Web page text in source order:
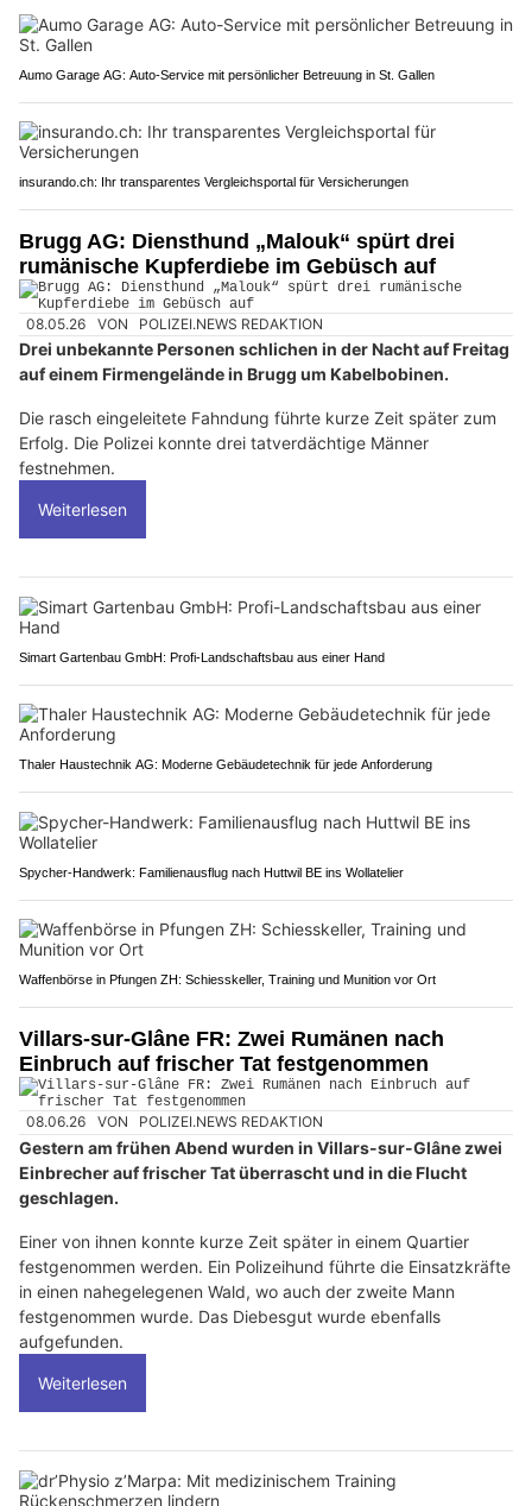
Aumo Garage AG: Auto-Service mit persönlicher Betreuung in St. Gallen
insurando.ch: Ihr transparentes Vergleichsportal für Versicherungen
Brugg AG: Diensthund „Malouk“ spürt drei
rumänische Kupferdiebe im Gebüsch auf
08.05.26 VON POLIZEI.NEWS REDAKTION
Drei unbekannte Personen schlichen in der Nacht auf Freitag
auf einem Firmengelände in Brugg um Kabelbobinen.
Die rasch eingeleitete Fahndung führte kurze Zeit später zum
Erfolg. Die Polizei konnte drei tatverdächtige Männer
festnehmen.
Weiterlesen
Simart Gartenbau GmbH: Profi-Landschaftsbau aus einer Hand
Thaler Haustechnik AG: Moderne Gebäudetechnik für jede Anforderung
Spycher-Handwerk: Familienausflug nach Huttwil BE ins Wollatelier
Waffenbörse in Pfungen ZH: Schiesskeller, Training und Munition vor Ort
Villars-sur-Glâne FR: Zwei Rumänen nach
Einbruch auf frischer Tat festgenommen
08.06.26 VON POLIZEI.NEWS REDAKTION
Gestern am frühen Abend wurden in Villars-sur-Glâne zwei
Einbrecher auf frischer Tat überrascht und in die Flucht
geschlagen.
Einer von ihnen konnte kurze Zeit später in einem Quartier
festgenommen werden. Ein Polizeihund führte die Einsatzkräfte
in einen nahegelegenen Wald, wo auch der zweite Mann
festgenommen wurde. Das Diebesgut wurde ebenfalls
aufgefunden.
Weiterlesen